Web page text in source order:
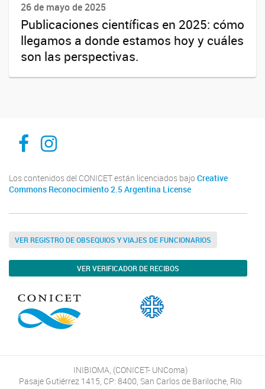
26 de mayo de 2025
Publicaciones científicas en 2025: cómo
llegamos a donde estamos hoy y cuáles
son las perspectivas.
Inibioma-Conicet/Unco
inibiomaabierto
Los contenidos del CONICET están licenciados bajo Creative
Commons Reconocimiento 2.5 Argentina License
VER REGISTRO DE OBSEQUIOS Y VIAJES DE FUNCIONARIOS
VER VERIFICADOR DE RECIBOS
INIBIOMA, (CONICET- UNComa)
Pasaje Gutiérrez 1415, CP: 8400, San Carlos de Bariloche, Río